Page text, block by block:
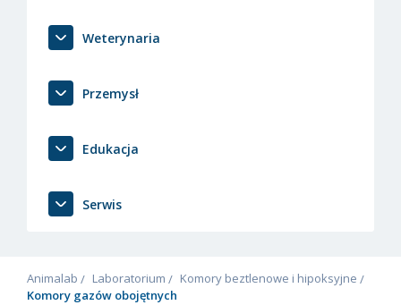
Weterynaria
Przemysł
Edukacja
Serwis
Animalab Laboratorium
Komory beztlenowe i hipoksyjne
Komory gazów obojętnych